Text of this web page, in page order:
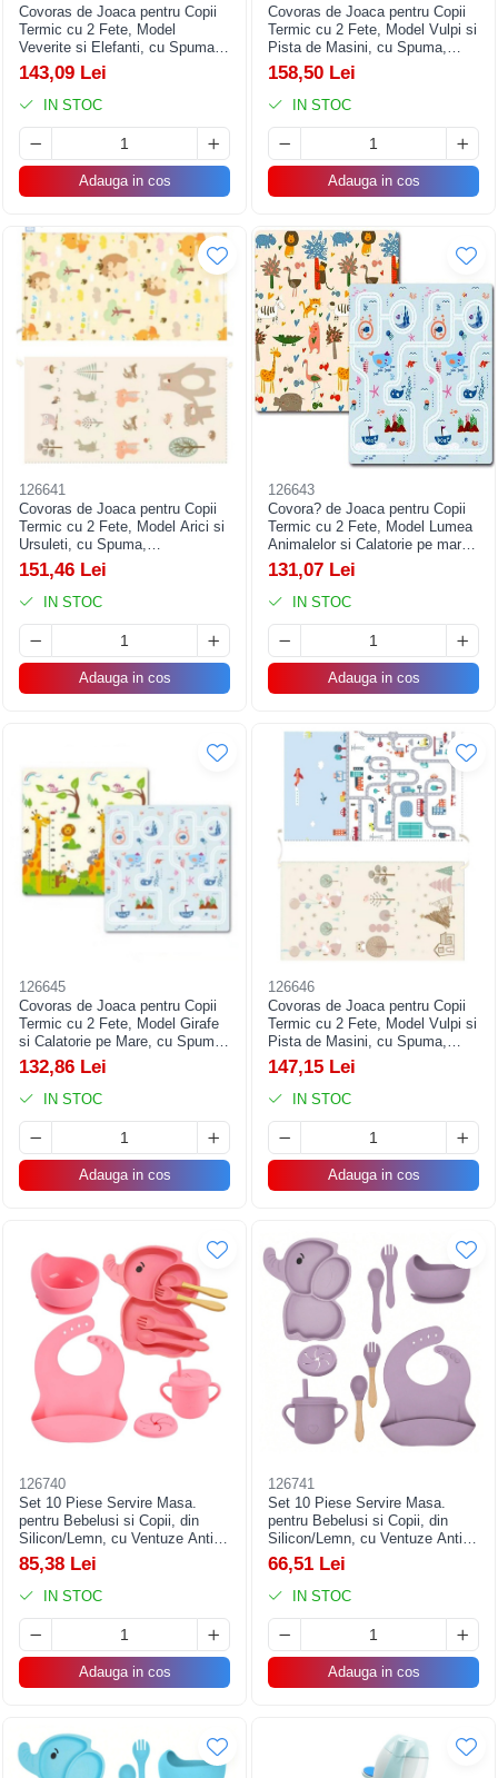
Articole pentru Iluminat
Corpuri de iluminat
Transport şi Ridicat
Pelerine, Umbrele si Accesorii
Covoras de Joaca pentru Copii
Termic cu 2 Fete, Model
Veverite si Elefanti, cu Spuma,
Impermeabil, Antiderapant,
200cm x 180cm x 1cm
143,09 Lei
IN STOC
Adauga in cos
Covoras de Joaca pentru Copii
Termic cu 2 Fete, Model Vulpi si
Pista de Masini, cu Spuma,
Impermeabil, Antiderapant,
200cm x 160cm x 0.6cm
158,50 Lei
IN STOC
Adauga in cos
126641
Covoras de Joaca pentru Copii
Termic cu 2 Fete, Model Arici si
Ursuleti, cu Spuma,
Impermeabil, Antiderapant,
200cm x 180cm x 0.8cm
151,46 Lei
IN STOC
Adauga in cos
126643
Covora? de Joaca pentru Copii
Termic cu 2 Fete, Model Lumea
Animalelor si Calatorie pe mare,
cu Spuma, Impermeabil,
Antiderapant, 200x180 x 0.8 cm,
Multicolor
131,07 Lei
IN STOC
Adauga in cos
126645
Covoras de Joaca pentru Copii
Termic cu 2 Fete, Model Girafe
si Calatorie pe Mare, cu Spuma,
Impermeabil, Antiderapant,
200cm x 180cm x 0.8cm
132,86 Lei
IN STOC
Adauga in cos
126646
Covoras de Joaca pentru Copii
Termic cu 2 Fete, Model Vulpi si
Pista de Masini, cu Spuma,
Impermeabil, Antiderapant,
200cm x 180cm x 0.8cm
147,15 Lei
IN STOC
Adauga in cos
126740
Set 10 Piese Servire Masa.
pentru Bebelusi si Copii, din
Silicon/Lemn, cu Ventuze Anti-
alunecare, fara Alergeni. +6
Luni, Model Elefant, Roz
85,38 Lei
IN STOC
Adauga in cos
126741
Set 10 Piese Servire Masa.
pentru Bebelusi si Copii, din
Silicon/Lemn, cu Ventuze Anti-
alunecare, fara Alergeni. +6
Luni, Model Elefant, Mov
66,51 Lei
IN STOC
Adauga in cos